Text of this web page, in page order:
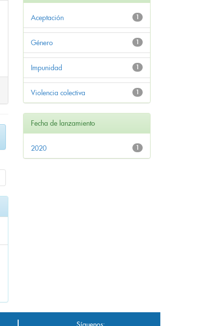
1
Aceptación
1
Género
1
Impunidad
1
Violencia colectiva
Fecha de lanzamiento
1
2020